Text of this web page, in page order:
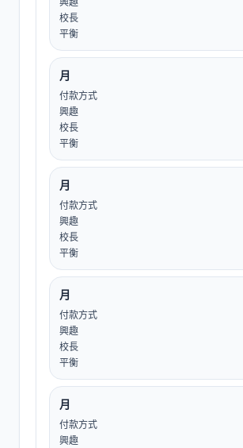
校長
平衡
月
付款方式
興趣
校長
平衡
月
付款方式
興趣
校長
平衡
月
付款方式
興趣
校長
平衡
月
付款方式
興趣